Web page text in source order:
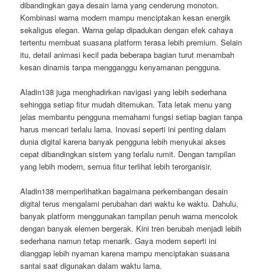
dibandingkan gaya desain lama yang cenderung monoton.
Kombinasi warna modern mampu menciptakan kesan energik
sekaligus elegan. Warna gelap dipadukan dengan efek cahaya
tertentu membuat suasana platform terasa lebih premium. Selain
itu, detail animasi kecil pada beberapa bagian turut menambah
kesan dinamis tanpa mengganggu kenyamanan pengguna.
Aladin138 juga menghadirkan navigasi yang lebih sederhana
sehingga setiap fitur mudah ditemukan. Tata letak menu yang
jelas membantu pengguna memahami fungsi setiap bagian tanpa
harus mencari terlalu lama. Inovasi seperti ini penting dalam
dunia digital karena banyak pengguna lebih menyukai akses
cepat dibandingkan sistem yang terlalu rumit. Dengan tampilan
yang lebih modern, semua fitur terlihat lebih terorganisir.
Aladin138 memperlihatkan bagaimana perkembangan desain
digital terus mengalami perubahan dari waktu ke waktu. Dahulu,
banyak platform menggunakan tampilan penuh warna mencolok
dengan banyak elemen bergerak. Kini tren berubah menjadi lebih
sederhana namun tetap menarik. Gaya modern seperti ini
dianggap lebih nyaman karena mampu menciptakan suasana
santai saat digunakan dalam waktu lama.